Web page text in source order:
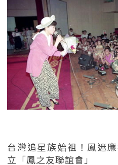
台灣追星族始祖！鳳迷
立「鳳之友聯誼會」